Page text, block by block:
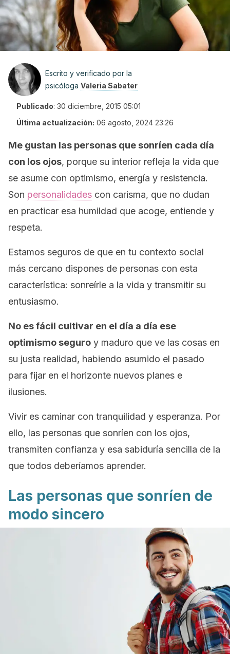
Escrito y verificado por la
psicóloga Valeria Sabater
Publicado: 30 diciembre, 2015 05:01
Última actualización: 06 agosto, 2024 23:26
Me gustan las personas que sonríen cada día
con los ojos, porque su interior refleja la vida que
se asume con optimismo, energía y resistencia.
Son personalidades con carisma, que no dudan
en practicar esa humildad que acoge, entiende y
respeta.
Estamos seguros de que en tu contexto social
más cercano dispones de personas con esta
característica: sonreírle a la vida y transmitir su
entusiasmo.
No es fácil cultivar en el día a día ese
optimismo seguro y maduro que ve las cosas en
su justa realidad, habiendo asumido el pasado
para fijar en el horizonte nuevos planes e
ilusiones.
Vivir es caminar con tranquilidad y esperanza. Por
ello, las personas que sonríen con los ojos,
transmiten confianza y esa sabiduría sencilla de la
que todos deberíamos aprender.
Las personas que sonríen de
modo sincero